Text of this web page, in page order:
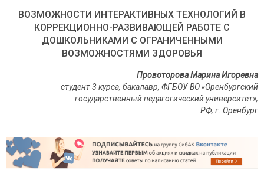
ВОЗМОЖНОСТИ ИНТЕРАКТИВНЫХ ТЕХНОЛОГИЙ В
КОРРЕКЦИОННО-РАЗВИВАЮЩЕЙ РАБОТЕ С
ДОШКОЛЬНИКАМИ С ОГРАНИЧЕННЫМИ
ВОЗМОЖНОСТЯМИ ЗДОРОВЬЯ
Провоторова Марина Игоревна
студент 3 курса, бакалавр, ФГБОУ ВО «Оренбургский
государственный педагогический университет»,
РФ, г. Оренбург